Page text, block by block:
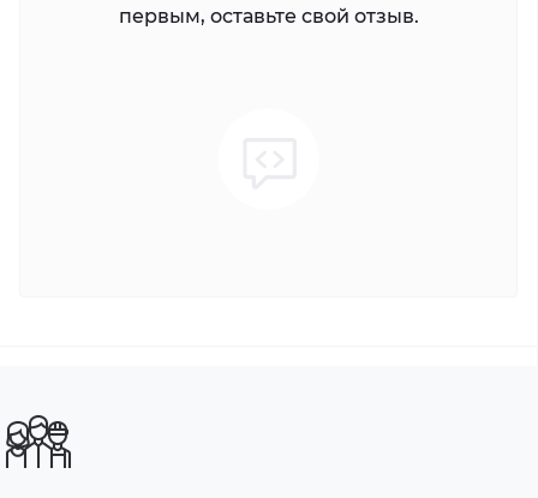
первым, оставьте свой отзыв.